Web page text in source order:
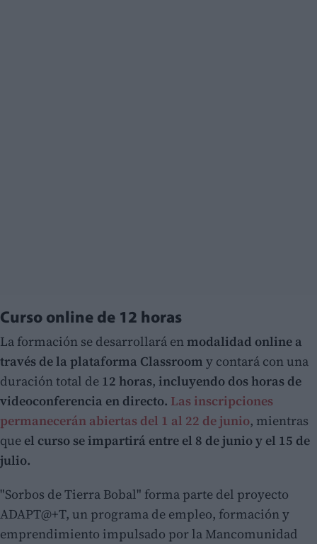
Curso online de 12 horas
La formación se desarrollará enmodalidad online a
través de la plataforma Classroom y contará con una
duración total de 12 horas, incluyendo dos horas de
videoconferencia en directo. Las inscripciones
permanecerán abiertas del 1 al 22 de junio, mientras
que el curso se impartirá entre el 8 de junio y el 15 de
julio.
"Sorbos de Tierra Bobal" forma parte del proyecto
ADAPT@+T, un programa de empleo, formación y
emprendimiento impulsado por la Mancomunidad